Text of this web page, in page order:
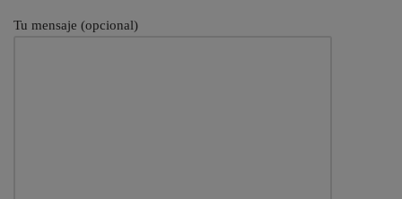
Tu mensaje (opcional)